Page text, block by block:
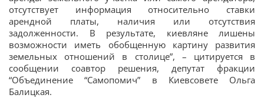
отсутствует информация относительно ставки
арендной платы, наличия или отсутствия
задолженности. В результате, киевляне лишены
возможности иметь обобщенную картину развития
земельных отношений в столице”, – цитируется в
сообщении соавтор решения, депутат фракции
“Объединение “Самопомич” в Киевсовете Ольга
Балицкая.